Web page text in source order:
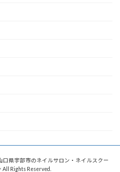
県宇部市のネイルサロン・ネイルスクー
All Rights Reserved.